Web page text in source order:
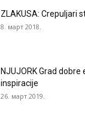
ZLAKUSA: Crepuljari
8. март 2018.
NJUJORK Grad
inspiracije
26. март 2019.